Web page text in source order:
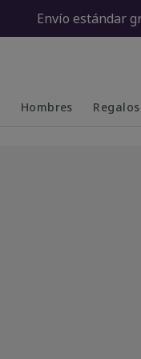
Envío estándar
Hombres Regalos